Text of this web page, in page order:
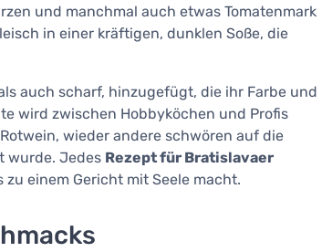
und manchmal auch etwas Tomatenmark
in einer kräftigen, dunklen Soße, die
auch scharf, hinzugefügt, die ihr Farbe und
wird zwischen Hobbyköchen und Profis
wieder andere schwören auf die
wurde. Jedes Rezept für Bratislavaer
einem Gericht mit Seele macht.